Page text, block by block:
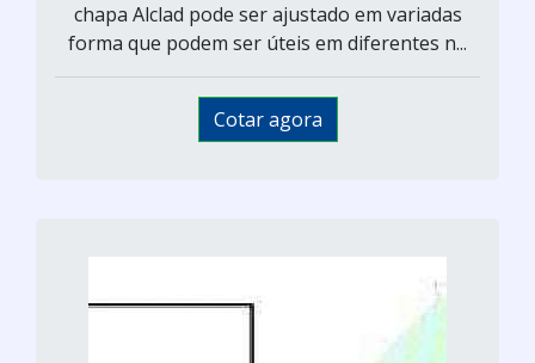
chapa Alclad pode ser ajustado em variadas
forma que podem ser úteis em diferentes n...
Cotar agora